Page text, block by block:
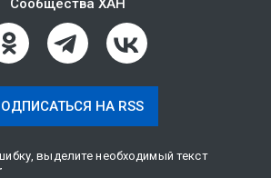
Сообщества ХАН
НА RSS
выделите необходимый текст